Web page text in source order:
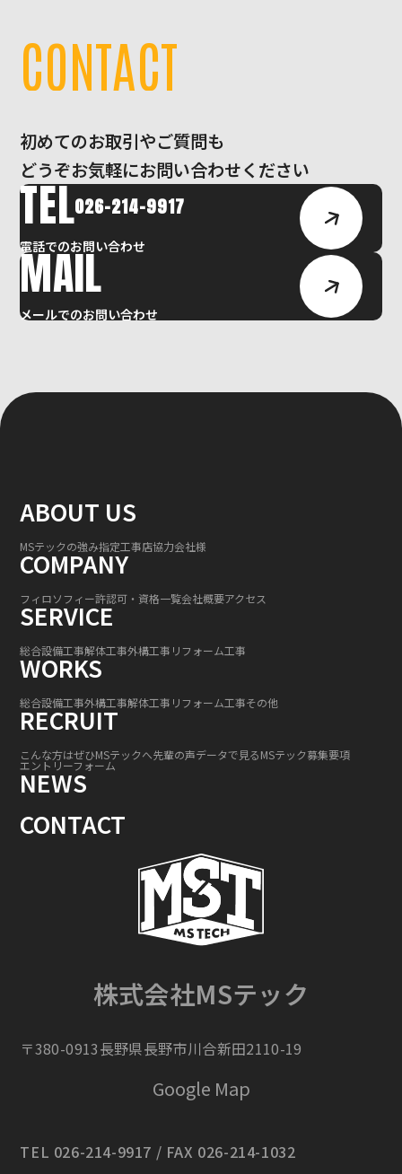
CONTACT
初めてのお取引やご質問も
どうぞお気軽にお問い合わせください
TEL026-214-9917
電話でのお問い合わせ
MAIL
メールでのお問い合わせ
株式会社MSテック
〒380-0913長野県長野市川合新田2110-19
Google Map
TEL 026-214-9917 / FAX 026-214-1032
ABOUT US
MSテックの強み指定工事店協力会社様
COMPANY
フィロソフィー許認可・資格一覧会社概要アクセス
SERVICE
総合設備工事解体工事外構工事 リフォーム工事
WORKS
総合設備工事外構工事解体工事 リフォーム工事その他
RECRUIT
こんな方はぜひMSテックへ先輩の声データで見るMSテック募集要項
エントリーフォーム
NEWS
CONTACT